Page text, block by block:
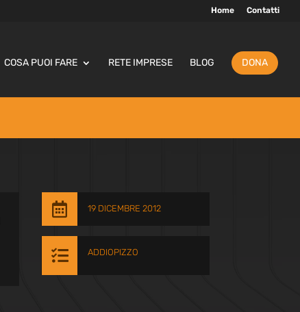
Home Contatti
COSA PUOI FARE RETE IMPRESE BLOG DONA
 19 DICEMBRE 2012
 ADDIOPIZZO